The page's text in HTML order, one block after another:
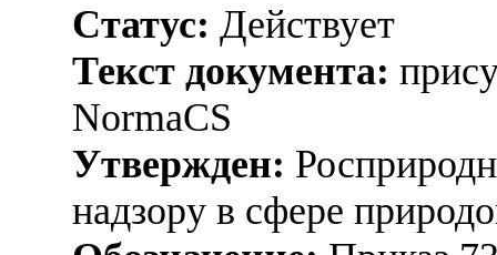
Статус: Действует
Текст документа:
NormaCS
Утвержден:
надзору в сфере